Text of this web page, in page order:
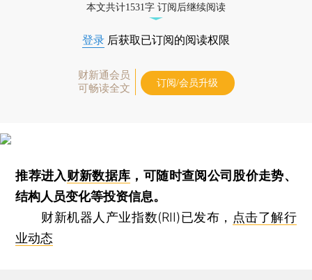
本文共计1531字 订阅后继续阅读
登录 后获取已订阅的阅读权限
财新通会员
可畅读全文
订阅/会员升级
推荐进入财新数据库 ，可随时查阅公司股价走势、
结构人员变化等投资信息。
财新机器人产业指数(RII)已发布， 点击了解行
业动态